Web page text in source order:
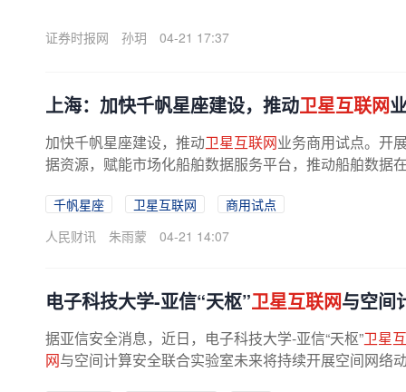
证券时报网 孙玥 04-21 17:37
上海：加快千帆星座建设，推动卫星互联网
加快千帆星座建设，推动卫星互联网业务商用试点。开
据资源，赋能市场化船舶数据服务平台，推动船舶数据
千帆星座 卫星互联网
商用试点
人民财讯
朱雨蒙 04-21 14:07
电子科技大学-亚信“天枢”卫星互联网与空间
据亚信安全消息，近日，电子科技大学-亚信“天枢”卫星
网与空间计算安全联合实验室未来将持续开展空间网络